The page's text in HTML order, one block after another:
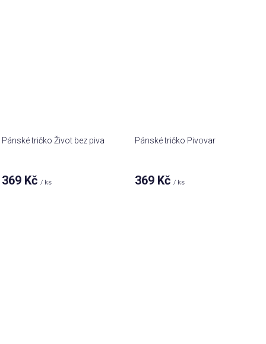
Pánské tričko Život bez piva
369 Kč/ ks
Pánské tričko Pivovar
369 Kč/ ks